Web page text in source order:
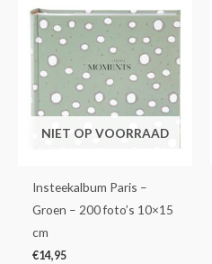
NIET OP VOORRAAD
Insteekalbum Paris –
Groen – 200 foto’s 10×15
cm
€14,95